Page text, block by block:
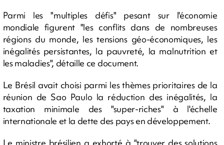
Parmi les "multiples défis" pesant sur l'économie
mondiale figurent "les conflits dans de nombreuses
régions du monde, les tensions géo-économiques, les
inégalités persistantes, la pauvreté, la malnutrition et
les maladies", détaille ce document.
Le Brésil avait choisi parmi les thèmes prioritaires de la
réunion de Sao Paulo la réduction des inégalités, la
taxation minimale des "super-riches" à l'échelle
internationale et la dette des pays en développement.